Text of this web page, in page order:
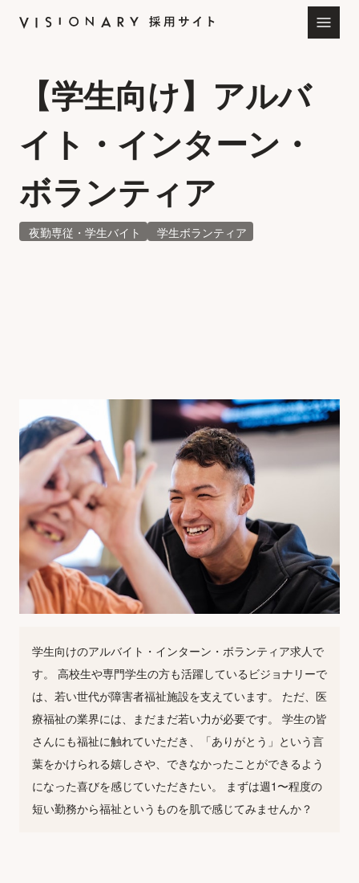
【学生向け】アルバ
イト・インターン・
ボランティア
夜勤専従・学生バイト 学生ボランティア
学生向けのアルバイト・インターン・ボランティア求人で
す。 高校生や専門学生の方も活躍しているビジョナリーで
は、若い世代が障害者福祉施設を支えています。 ただ、医
療福祉の業界には、まだまだ若い力が必要です。 学生の皆
さんにも福祉に触れていただき、「ありがとう」という言
葉をかけられる嬉しさや、できなかったことができるよう
になった喜びを感じていただきたい。 まずは週1〜程度の
短い勤務から福祉というものを肌で感じてみませんか？